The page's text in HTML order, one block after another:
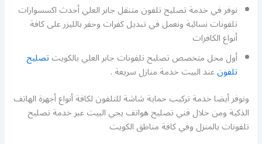
نوفر في خدمة تصليح تلفون متنقل جابر العلي أحدث اكسسوارات
تلفونات نسائية ونعمل في تبديل كفرات وحفر بالليزر على كافة
أنواع الكافرات
أول محل متخصص تصليح تلفونات جابر العلي بالكويتتصليح
تلفونعند البيت خدمة منازل سريعة .
ونوفر أيضا خدمة تركيب حماية شاشة للتلفون لكافة أنواع أجهزة الهاتف
الذكية ومن خلال فني تصليح هواتف يجي البيت عبر خدمة تصليح
تلفونات بالمنزل وفي كافة مناطق الكويت